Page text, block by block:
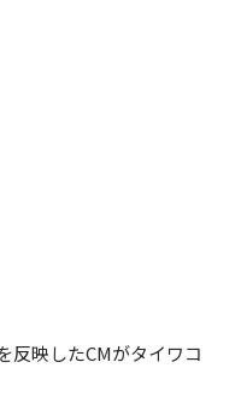
反映したCMがタイワコ